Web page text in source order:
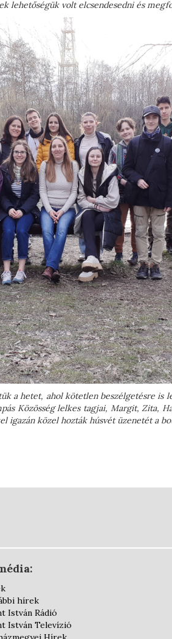
lehetőségük volt elcsendesedni és
a hetet, ahol kötetlen beszélgetésre is
Közösség lelkes tagjai, Margit, Zita,
igazán közel hozták húsvét üzenetét a
hírek
István Rádió
István Televízió